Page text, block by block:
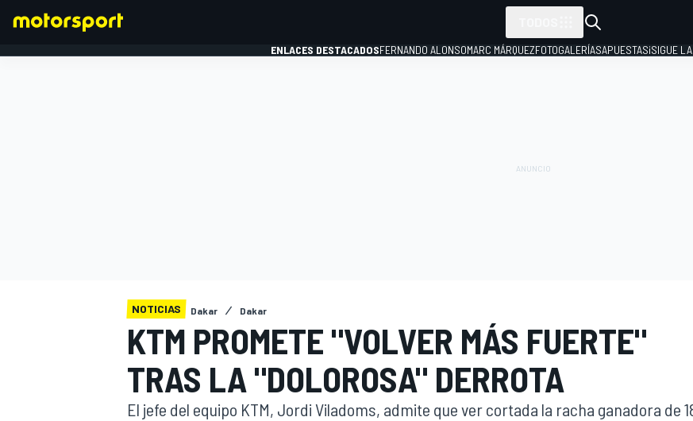
ENLACES DESTACADOSFERNANDO ALONSOMARC MÁRQUEZFOTOGALERÍASAPUESTAS¡SIGUE
NOTICIAS Dakar Dakar
KTM PROMETE "VOLVER MÁS FUERTE"
TRAS LA "DOLOROSA" DERROTA
El jefe del equipo KTM, Jordi Viladoms, admite que ver cortada la racha ganadora de